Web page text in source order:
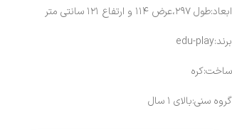
ابعاد:طول ۲۹۷،عرض ۱۱۴ و ارتفاع ۱۲۱ سانتی متر
برند:edu-play
ساخت:کره
گروه سنی:بالای ۱ سال